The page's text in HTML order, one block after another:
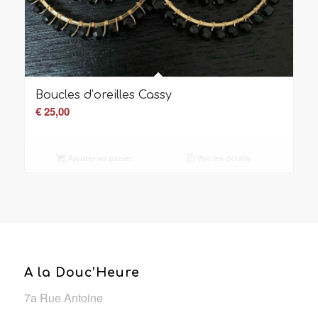
Boucles d’oreilles Cassy
€25,00
A la Douc’Heure
7a Rue Antoine